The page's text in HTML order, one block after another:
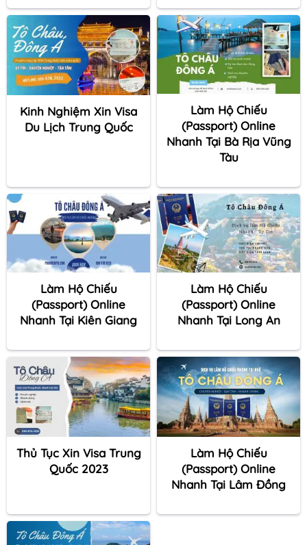
Kinh Nghiệm Xin Visa
Du Lịch Trung Quốc
Làm Hộ Chiếu
(Passport) Online
Nhanh Tại Bà Rịa Vũng
Tàu
Làm Hộ Chiếu
(Passport) Online
Nhanh Tại Kiên Giang
Làm Hộ Chiếu
(Passport) Online
Nhanh Tại Long An
Thủ Tục Xin Visa Trung
Quốc 2023
Làm Hộ Chiếu
(Passport) Online
Nhanh Tại Lâm Đồng